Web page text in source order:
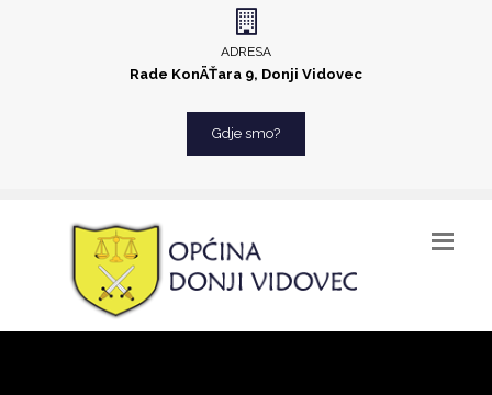
ADRESA
Rade KonÄŤara 9, Donji Vidovec
Gdje smo?